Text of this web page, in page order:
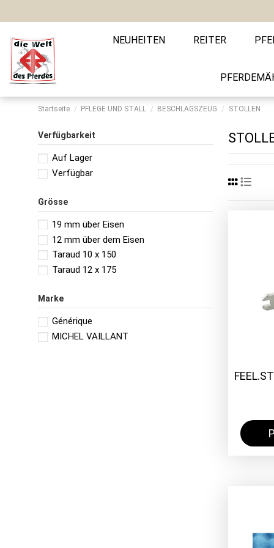
NEUHEITEN REITER
Startseite PFLEGE UND STALL BESCHLAGSZEUG STOLLEN
Verfügbarkeit
Auf Lager
Verfügbar
Grösse
19 mm über Eisen
12 mm über dem Eisen
Taraud 10 x 150
Taraud 12 x 175
Marke
Générique
MICHEL VAILLANT